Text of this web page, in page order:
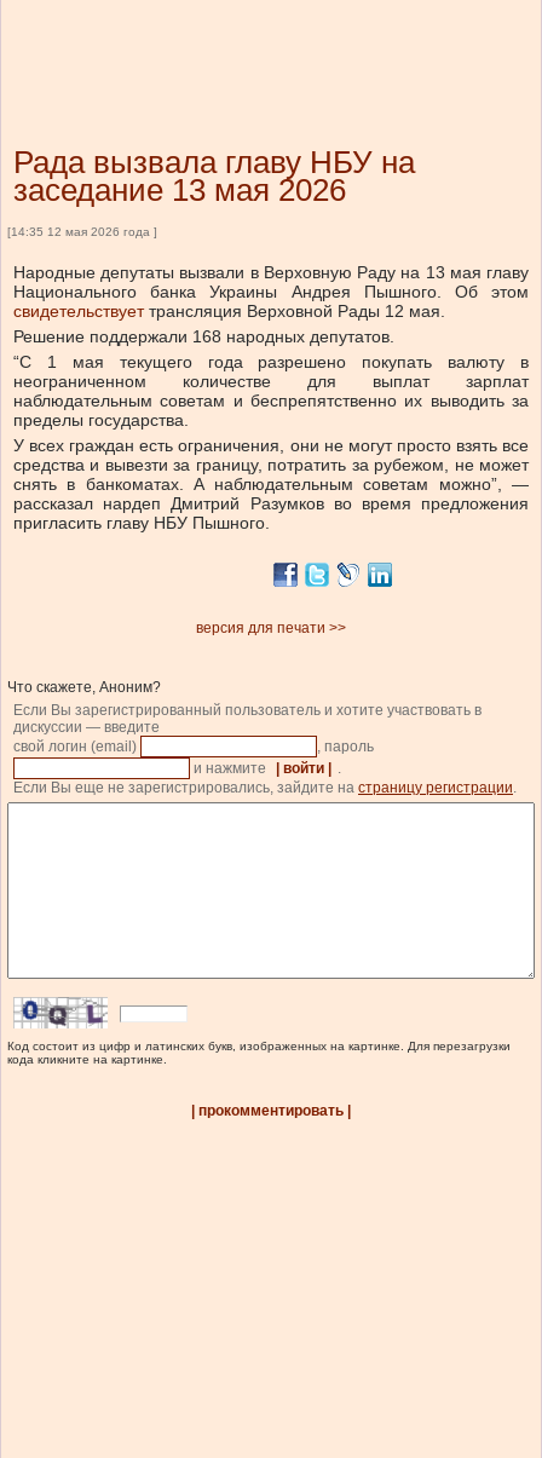
Рада вызвала главу НБУ на
заседание 13 мая 2026
[14:35 12 мая 2026 года ]
Народные депутаты вызвали в Верховную Раду на 13 мая главу
Национального банка Украины Андрея Пышного.
Об этом
свидетельствует трансляция Верховной Рады 12 мая.
Решение поддержали 168 народных депутатов.
“С 1 мая текущего года разрешено покупать валюту в
неограниченном количестве для выплат зарплат
наблюдательным советам и беспрепятственно их выводить за
пределы государства.
У всех граждан есть ограничения, они не могут просто взять все
средства и вывезти за границу, потратить за рубежом, не может
снять в банкоматах. А наблюдательным советам можно”, —
рассказал нардеп Дмитрий Разумков во время предложения
пригласить главу НБУ Пышного.
версия для печати >>
Что скажете, Аноним?
Если Вы зарегистрированный пользователь и хотите участвовать в
дискуссии — введите
свой логин (email)
, пароль
и нажмите
| войти |
.
Если Вы еще не зарегистрировались, зайдите на страницу регистрации.
Код состоит из цифр и латинских букв, изображенных на картинке. Для перезагрузки
кода кликните на картинке.
| прокомментировать |